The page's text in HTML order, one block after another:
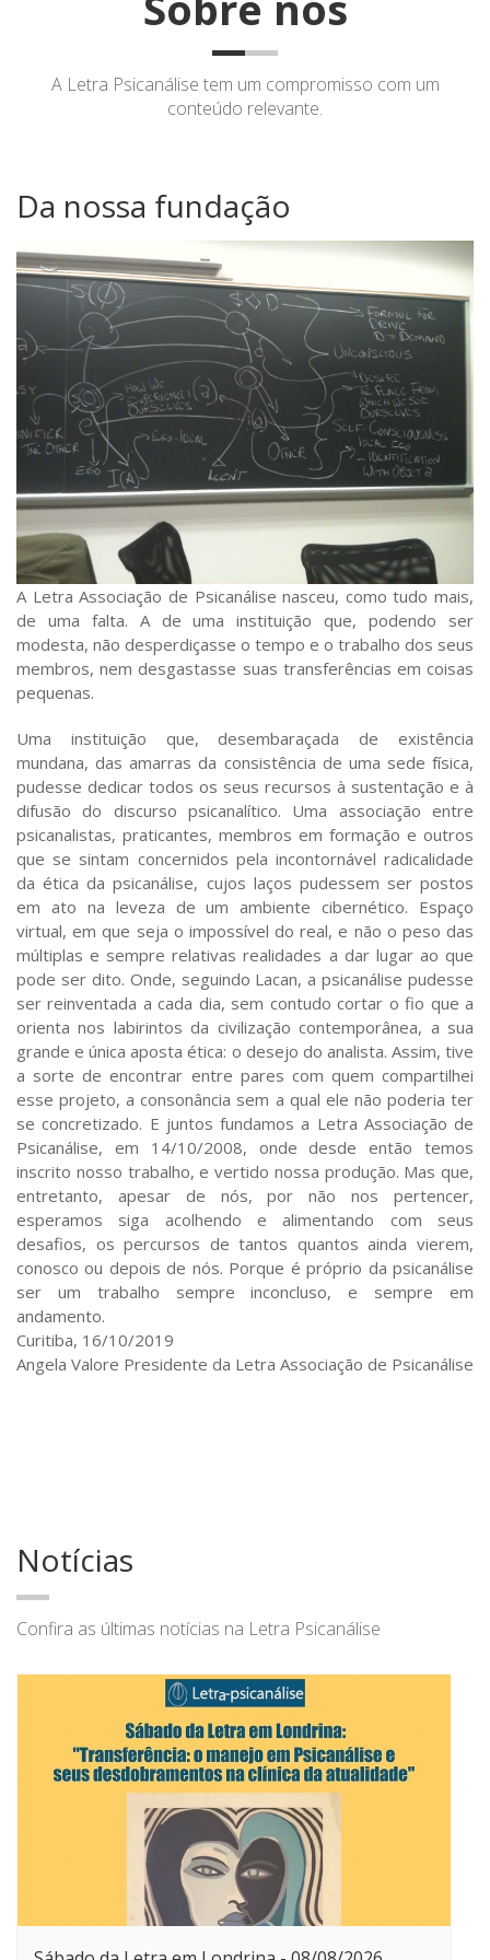
A Letra Psicanálise tem um compromisso com um
conteúdo relevante.
Da nossa fundação
A Letra Associação de Psicanálise nasceu, como tudo mais,
de uma falta. A de uma instituição que, podendo ser
modesta, não desperdiçasse o tempo e o trabalho dos seus
membros, nem desgastasse suas transferências em coisas
pequenas.
Uma instituição que, desembaraçada de existência
mundana, das amarras da consistência de uma sede física,
pudesse dedicar todos os seus recursos à sustentação e à
difusão do discurso psicanalítico. Uma associação entre
psicanalistas, praticantes, membros em formação e outros
que se sintam concernidos pela incontornável radicalidade
da ética da psicanálise, cujos laços pudessem ser postos
em ato na leveza de um ambiente cibernético. Espaço
virtual, em que seja o impossível do real, e não o peso das
múltiplas e sempre relativas realidades a dar lugar ao que
pode ser dito. Onde, seguindo Lacan, a psicanálise pudesse
ser reinventada a cada dia, sem contudo cortar o fio que a
orienta nos labirintos da civilização contemporânea, a sua
grande e única aposta ética: o desejo do analista. Assim, tive
a sorte de encontrar entre pares com quem compartilhei
esse projeto, a consonância sem a qual ele não poderia ter
se concretizado. E juntos fundamos a Letra Associação de
Psicanálise, em 14/10/2008, onde desde então temos
inscrito nosso trabalho, e vertido nossa produção. Mas que,
entretanto, apesar de nós, por não nos pertencer,
esperamos siga acolhendo e alimentando com seus
desafios, os percursos de tantos quantos ainda vierem,
conosco ou depois de nós. Porque é próprio da psicanálise
ser um trabalho sempre inconcluso, e sempre em
andamento.
Curitiba, 16/10/2019
Angela Valore Presidente da Letra Associação de Psicanálise
Notícias
Confira as últimas notícias na Letra Psicanálise